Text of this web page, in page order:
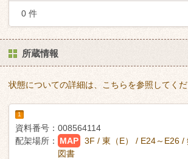
0 件
所蔵情報
状態についての詳細は、こちらを参照してくだ
1
資料番号： 008564114
配架場所：
MAP
3F / 東（E） / E24～E26 /
図書